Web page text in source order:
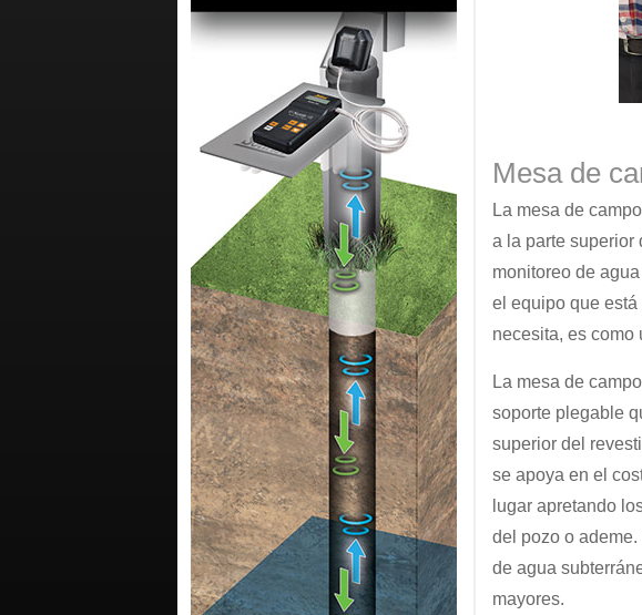
Mesa de
La mesa de
a la parte superior
monitoreo de
el equipo que
necesita, es como
La mesa de
soporte plegable
superior del
se apoya en el
lugar apretando
del pozo o
de agua
mayores.